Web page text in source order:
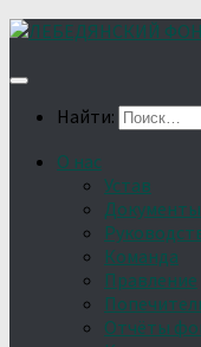
Найти:
О нас
Устав
Документы
Команда
Правление
Отчёты